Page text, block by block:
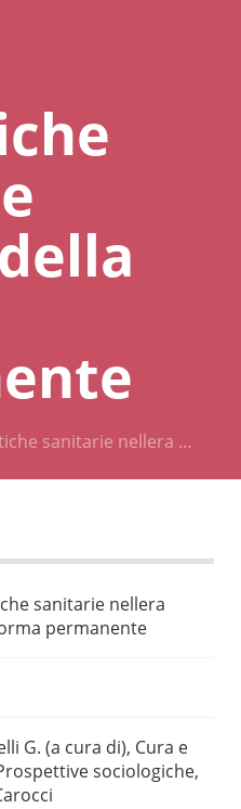
sanitarie nellera …
sanitarie nellera
permanente
G. (a cura di), Cura e
sociologiche,